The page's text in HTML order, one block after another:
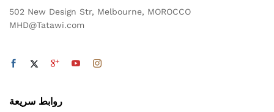
502 New Design Str, Melbourne, MOROCCO
MHD@Tatawi.com
روابط سريعة